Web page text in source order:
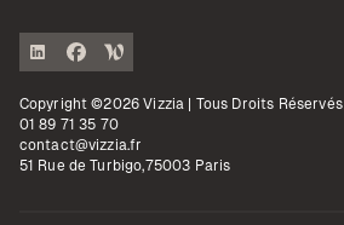
Copyright ©2026 Vizzia | Tous Droits Réservés
01 89 71 35 70
contact@vizzia.fr
51 Rue de Turbigo,75003 Paris